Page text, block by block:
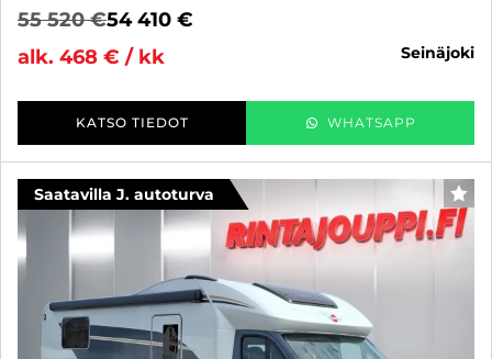
55 520 €54 410 €
alk. 468 € / kk
seinäjoki
KATSO TIEDOT WHATSAPP
Saatavilla J. autoturva